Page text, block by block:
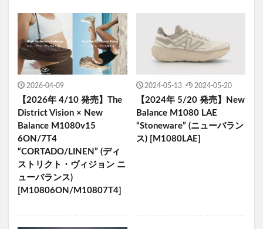
2026-04-09
【2026年 4/10 発売】The
District Vision × New
Balance M1080v15
6ON/7T4
“CORTADO/LINEN” (ディ
ストリクト・ヴィジョン ニ
ューバランス)
[M10806ON/M10807T4]
2024-05-13 2024-05-20
【2024年 5/20 発売】New
Balance M1080 LAE
“Stoneware” (ニューバラン
ス) [M1080LAE]